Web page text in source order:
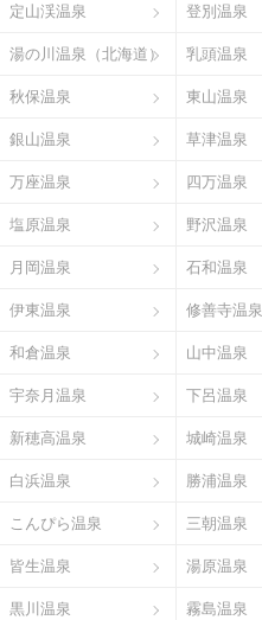
定山渓温泉 登別温泉
湯の川温泉（北海道） 乳頭温泉
秋保温泉 東山温泉
銀山温泉 草津温泉
万座温泉 四万温泉
塩原温泉 野沢温泉
月岡温泉 石和温泉
伊東温泉 修善寺温泉
和倉温泉 山中温泉
宇奈月温泉 下呂温泉
新穂高温泉 城崎温泉
白浜温泉 勝浦温泉
こんぴら温泉 三朝温泉
皆生温泉 湯原温泉
黒川温泉 霧島温泉